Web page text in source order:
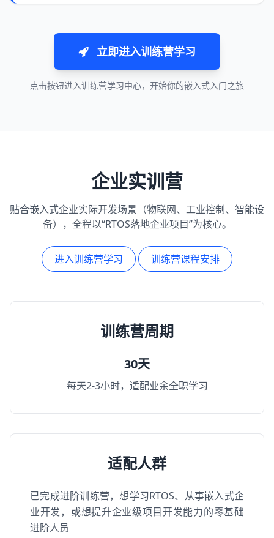
立即进入训练营学习
点击按钮进入训练营学习中心，开始你的嵌入式入门之旅
企业实训营
贴合嵌入式企业实际开发场景（物联网、工业控制、智能设
备），全程以“RTOS落地企业项目”为核心。
进入训练营学习 训练营课程安排
训练营周期
30天
每天2-3小时，适配业余全职学习
适配人群
已完成进阶训练营，想学习RTOS、从事嵌入式企
业开发，或想提升企业级项目开发能力的零基础
进阶人员